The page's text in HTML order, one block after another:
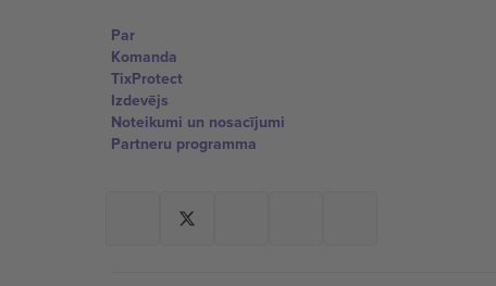
Par
Komanda
TixProtect
Izdevējs
Noteikumi un nosacījumi
Partneru programma